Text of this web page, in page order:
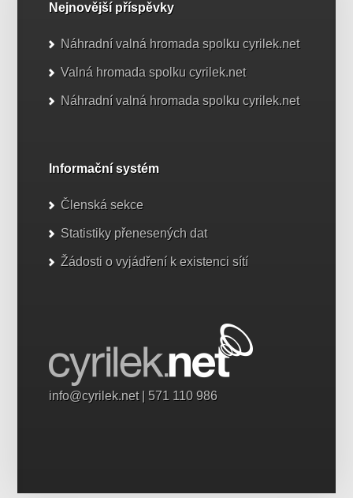
Nejnovější příspěvky
Náhradní valná hromada spolku cyrilek.net
Valná hromada spolku cyrilek.net
Náhradní valná hromada spolku cyrilek.net
Informační systém
Členská sekce
Statistiky přenesených dat
Žádosti o vyjádření k existenci sítí
info@cyrilek.net| 571 110 986